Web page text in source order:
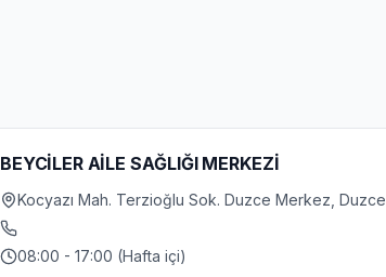
BEYCİLER AİLE SAĞLIĞI MERKEZİ
Kocyazı Mah. Terzioğlu Sok. Duzce Merkez, Duzce
08:00 - 17:00 (Hafta içi)